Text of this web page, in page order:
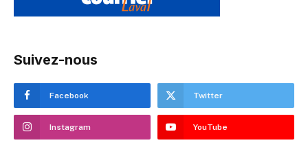
Suivez-nous
Facebook Twitter
Instagram YouTube